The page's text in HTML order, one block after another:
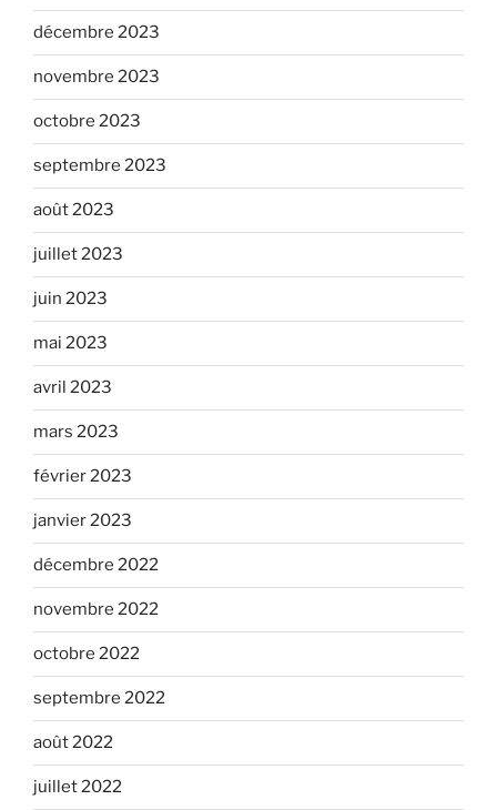
décembre 2023
novembre 2023
octobre 2023
septembre 2023
août 2023
juillet 2023
juin 2023
mai 2023
avril 2023
mars 2023
février 2023
janvier 2023
décembre 2022
novembre 2022
octobre 2022
septembre 2022
août 2022
juillet 2022